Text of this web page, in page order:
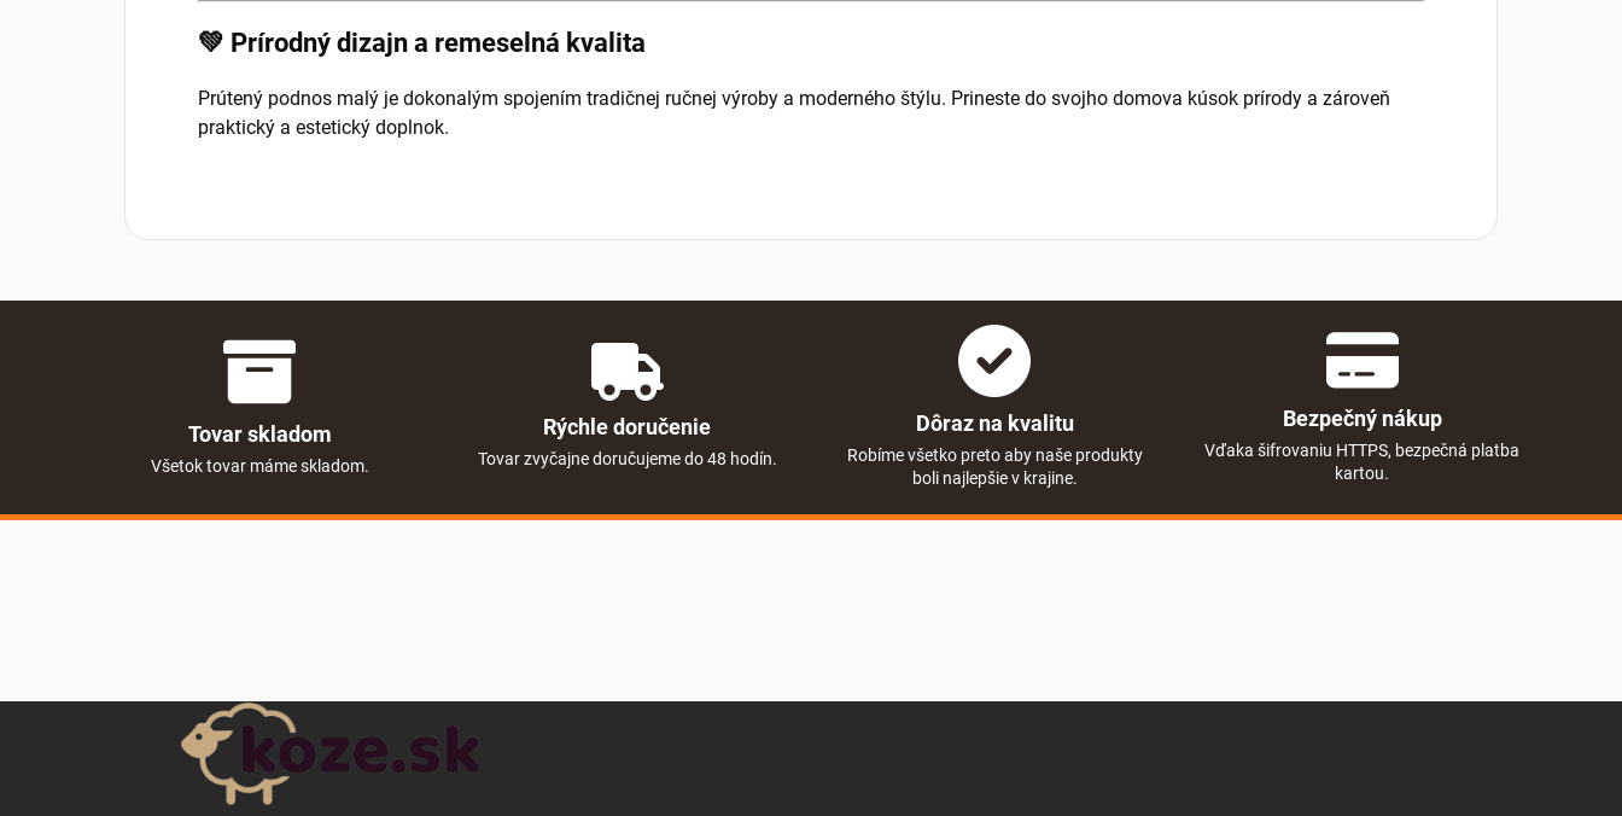
💚 Prírodný dizajn a remeselná kvalita
Prútený podnos malý je dokonalým spojením tradičnej ručnej výroby a moderného štýlu. Prineste do svojho domova kúsok prírody a zároveň
praktický a estetický doplnok.
Tovar skladom
Všetok tovar máme skladom.
Rýchle doručenie
Tovar zvyčajne doručujeme do 48 hodín.
Dôraz na kvalitu
Robíme všetko preto aby naše produkty
boli najlepšie v krajine.
Bezpečný nákup
Vďaka šifrovaniu HTTPS, bezpečná platba
kartou.